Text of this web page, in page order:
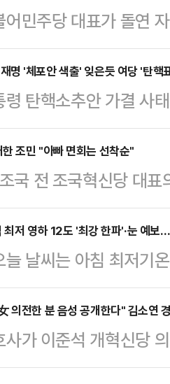
어민주당 대표가 돌연
겠다"는 글을 올렸다.
, 당분간 팬카페 활동을
이재명입니다'라는 제
다는 아쉬운 말씀을 전
일이 인사드리진 못하
난 '행동력'으로 민주주
맙다"고…
명 '체포안 색출' 잊은듯 여당 '탄핵
령 탄핵소추안 가결 사
색출 움직임이 있던 것
분열" "공산당이냐"고
의안 가결 사태 이후 당
규정하고 '친일파'에
이라는 냉소가 나온다
공식 브리핑을 통해 "
힘의 꼴사…
조민 "아빠 면회는 선착순"
국 전 조국혁신당 대
달라고 간곡히 요청했
은 조 전 대표 페이스
은 "지지자 여러분 감
잘 안다"며 인사를 건
순으로 진행된다"면서
날 수 있도록 배려 부
저 영하 12도 '최강 한파'·눈 예보
늘 날씨는 아침 최저기
날이 되겠다.기상청에
크게 떨어지겠다.바람
남 서해안과 남부 내륙,
은 오후부터는 강원 동
의전한 분 음성 공개한다" 김소연
사가 이준석 개혁신당
밝혀 파문이 일고 있